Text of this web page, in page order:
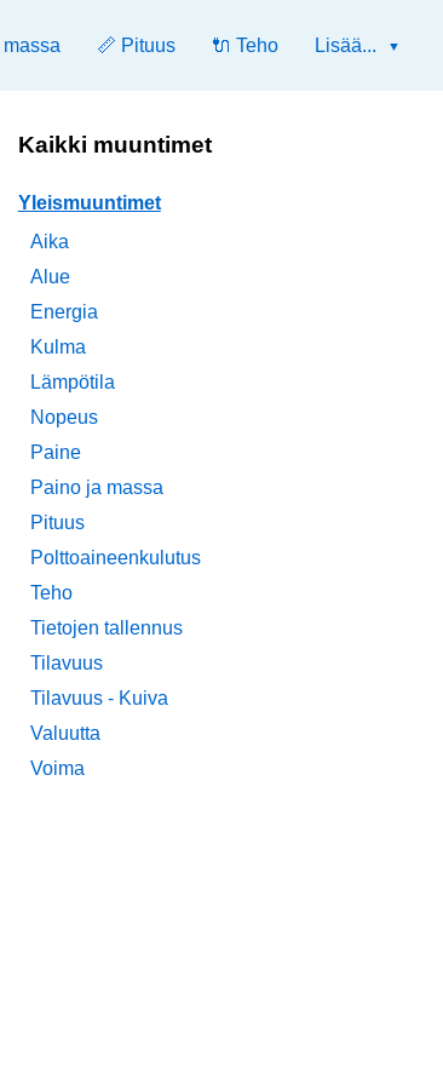
📏 Pituus 🔌 Teho Lisää...
Kaikki muuntimet
Yleismuuntimet
Aika
Alue
Energia
Kulma
Lämpötila
Nopeus
Paine
Paino ja massa
Pituus
Polttoaineenkulutus
Teho
Tietojen tallennus
Tilavuus
Tilavuus - Kuiva
Valuutta
Voima